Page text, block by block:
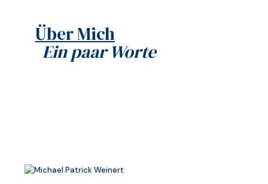
Über Mich
Ein paar Worte